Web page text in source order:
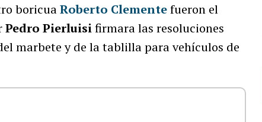
boricuaRoberto Clementefueron el
Pedro Pierluisifirmara las resoluciones
marbete y de la tablilla para vehículos de